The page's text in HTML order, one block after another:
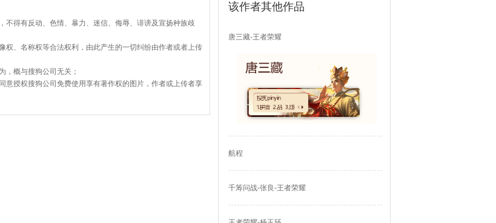
不得有反动、色情、暴力、迷信、侮辱、诽谤及宣扬种族歧
权、名称权等合法权利，由此产生的一切纠纷由作者或者上传
，概与搜狗公司无关；
意授权搜狗公司免费使用享有著作权的图片，作者或上传者享
该作者其他作品
唐三藏-王者荣耀
航程
千筹问战-张良-王者荣耀